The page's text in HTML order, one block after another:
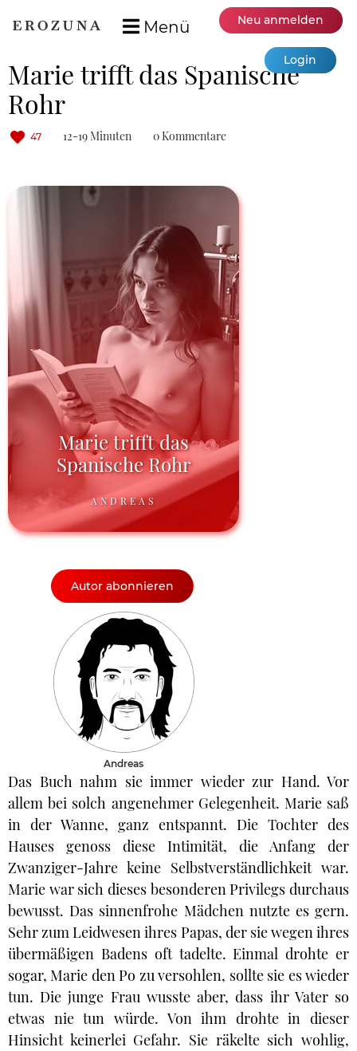
Menü Neu anmelden
Login
Marie trifft das Spanische
Rohr
47 12-19 Minuten 0 Kommentare
Marie trifft das
Spanische Rohr
ANDREAS
Autor abonnieren
Andreas
Das Buch nahm sie immer wieder zur Hand. Vor
allem bei solch angenehmer Gelegenheit. Marie saß
in der Wanne, ganz entspannt. Die Tochter des
Hauses genoss diese Intimität, die Anfang der
Zwanziger-Jahre keine Selbstverständlichkeit war.
Marie war sich dieses besonderen Privilegs durchaus
bewusst. Das sinnenfrohe Mädchen nutzte es gern.
Sehr zum Leidwesen ihres Papas, der sie wegen ihres
übermäßigen Badens oft tadelte. Einmal drohte er
sogar, Marie den Po zu versohlen, sollte sie es wieder
tun. Die junge Frau wusste aber, dass ihr Vater so
etwas nie tun würde. Von ihm drohte in dieser
Hinsicht keinerlei Gefahr. Sie räkelte sich wohlig,